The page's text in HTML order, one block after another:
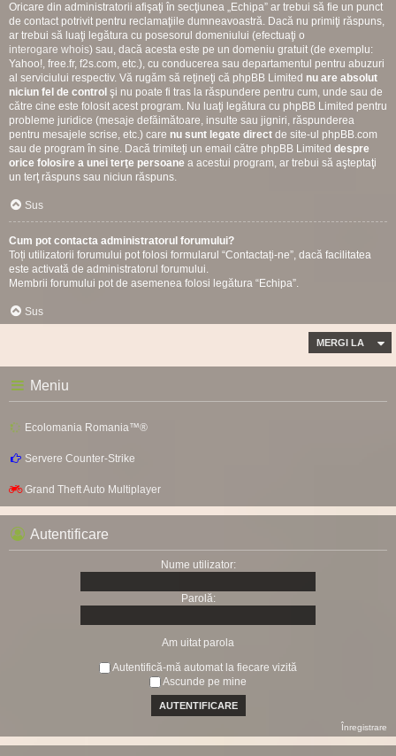
Oricare din administratorii afişaţi în secţiunea „Echipa” ar trebui să fie un punct
de contact potrivit pentru reclamaţiile dumneavoastră. Dacă nu primiţi răspuns,
ar trebui să luaţi legătura cu posesorul domeniului (efectuaţi o
interogare whois) sau, dacă acesta este pe un domeniu gratuit (de exemplu:
Yahoo!, free.fr, f2s.com, etc.), cu conducerea sau departamentul pentru abuzuri
al serviciului respectiv. Vă rugăm să reţineţi că phpBB Limited nu are absolut
niciun fel de control şi nu poate fi tras la răspundere pentru cum, unde sau de
către cine este folosit acest program. Nu luaţi legătura cu phpBB Limited pentru
probleme juridice (mesaje defăimătoare, insulte sau jigniri, răspunderea
pentru mesajele scrise, etc.) care nu sunt legate direct de site-ul phpBB.com
sau de program în sine. Dacă trimiteţi un email către phpBB Limited despre
orice folosire a unei terţe persoane a acestui program, ar trebui să aşteptaţi
un terţ răspuns sau niciun răspuns.
Sus
Cum pot contacta administratorul forumului?
Toți utilizatorii forumului pot folosi formularul “Contactați-ne”, dacă facilitatea
este activată de administratorul forumului.
Membrii forumului pot de asemenea folosi legătura “Echipa”.
Sus
MERGI LA
Meniu
Ecolomania Romania™®
Servere Counter-Strike
Grand Theft Auto Multiplayer
Autentificare
Nume utilizator:
Parolă:
Am uitat parola
Autentifică-mă automat la fiecare vizită
Ascunde pe mine
Înregistrare